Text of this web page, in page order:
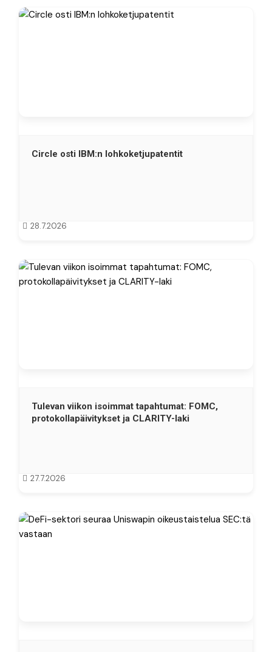
Circle osti IBM:n lohkoketjupatentit
28.7.2026
Tulevan viikon isoimmat tapahtumat: FOMC,
protokollapäivitykset ja CLARITY-laki
27.7.2026